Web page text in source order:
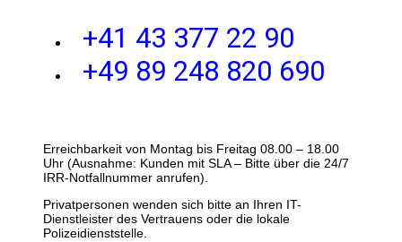
+41 43 377 22 90
+49 89 248 820 690
Erreichbarkeit von Montag bis Freitag 08.00 – 18.00
Uhr (Ausnahme: Kunden mit SLA – Bitte über die 24/7
IRR-Notfallnummer anrufen).
Privatpersonen wenden sich bitte an Ihren IT-
Dienstleister des Vertrauens oder die lokale
Polizeidienststelle.